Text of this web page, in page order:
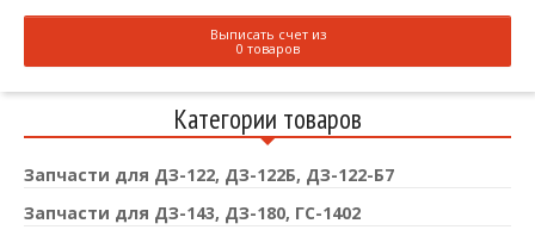
Выписать счет из
0 товаров
Категории товаров
Запчасти для ДЗ-122, ДЗ-122Б, ДЗ-122-Б7
Запчасти для ДЗ-143, ДЗ-180, ГС-1402